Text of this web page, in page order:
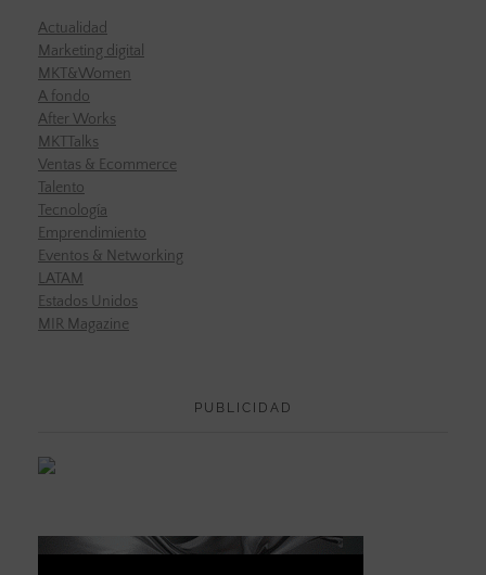
Actualidad
Marketing digital
MKT&Women
A fondo
After Works
MKTTalks
Ventas & Ecommerce
Talento
Tecnología
Emprendimiento
Eventos & Networking
LATAM
Estados Unidos
MIR Magazine
PUBLICIDAD